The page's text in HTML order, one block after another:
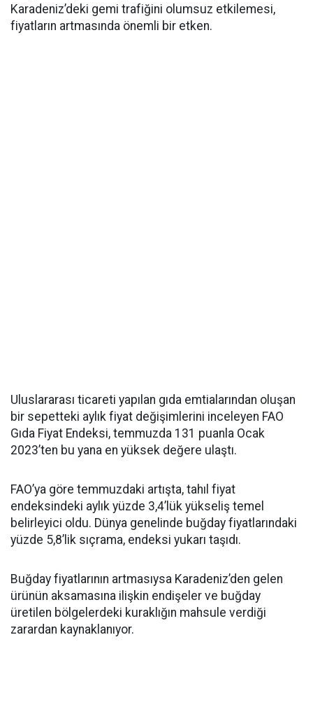
Karadeniz’deki gemi trafiğini olumsuz etkilemesi,
fiyatların artmasında önemli bir etken.
Uluslararası ticareti yapılan gıda emtialarından oluşan
bir sepetteki aylık fiyat değişimlerini inceleyen FAO
Gıda Fiyat Endeksi, temmuzda 131 puanla Ocak
2023’ten bu yana en yüksek değere ulaştı.
FAO’ya göre temmuzdaki artışta, tahıl fiyat
endeksindeki aylık yüzde 3,4’lük yükseliş temel
belirleyici oldu. Dünya genelinde buğday fiyatlarındaki
yüzde 5,8’lik sıçrama, endeksi yukarı taşıdı.
Buğday fiyatlarının artmasıysa Karadeniz’den gelen
ürünün aksamasına ilişkin endişeler ve buğday
üretilen bölgelerdeki kuraklığın mahsule verdiği
zarardan kaynaklanıyor.